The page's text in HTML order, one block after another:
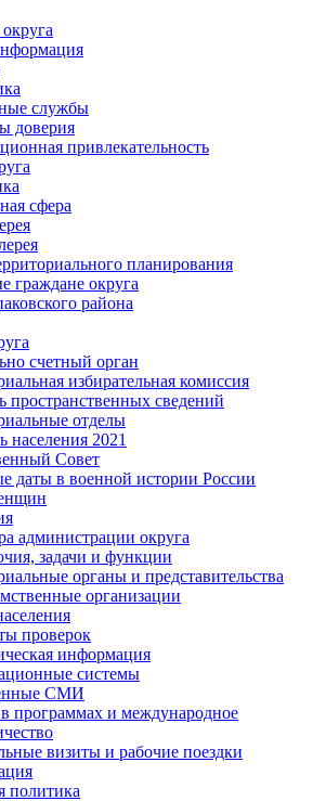
службы
доверия
привлекательность
сфера
планирования
граждане округа
района
счетный орган
избирательная комиссия
пространственных сведений
отделы
населения 2021
Совет
даты в военной истории России
администрации округа
задачи и функции
органы и представительства
организации
проверок
информация
системы
СМИ
программах и международное
визиты и рабочие поездки
политика